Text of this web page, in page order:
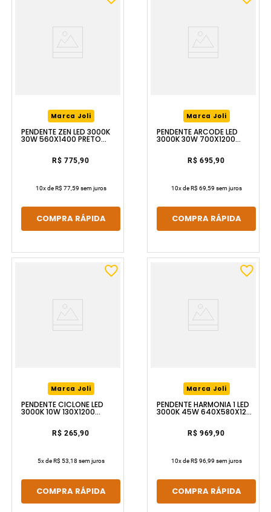
Marca Joli
PENDENTE ZEN LED 3000K
30W 560X1400 PRETO
R$ 775,90
10x deR$ 77,59 sem juros
COMPRA RÁPIDA
Marca Joli
PENDENTE ARCODE LED
3000K 30W 700X1200
R$ 695,90
10x deR$ 69,59 sem juros
COMPRA RÁPIDA
Marca Joli
PENDENTE CICLONE LED
3000K 10W 130X1200
R$ 265,90
5x deR$ 53,18 sem juros
COMPRA RÁPIDA
Marca Joli
PENDENTE HARMONIA 1 LED
3000K 45W 640X580X1200
R$ 969,90
10x deR$ 96,99 sem juros
COMPRA RÁPIDA